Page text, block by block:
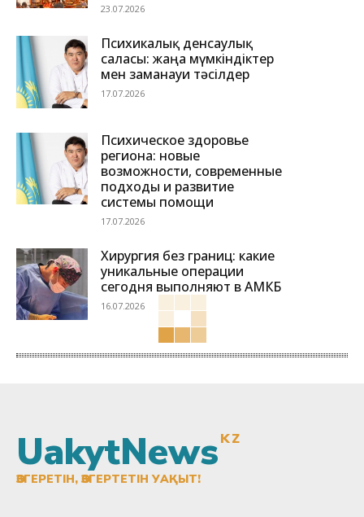
23.07.2026
Психикалық денсаулық
саласы: жаңа мүмкіндіктер
мен заманауи тәсілдер
17.07.2026
Психическое здоровье
региона: новые
возможности, современные
подходы и развитие
системы помощи
17.07.2026
Хирургия без границ: какие
уникальные операции
сегодня выполняют в АМКБ
16.07.2026
UakytNewsKZ
ӨЗГЕРЕТІН, ӨЗГЕРТЕТІН УАҚЫТ!